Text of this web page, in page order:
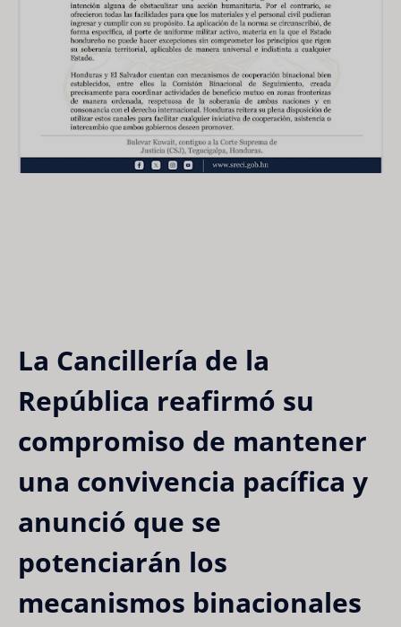
La Cancillería de la
República reafirmó su
compromiso de mantener
una convivencia pacífica y
anunció que se
potenciarán los
mecanismos binacionales